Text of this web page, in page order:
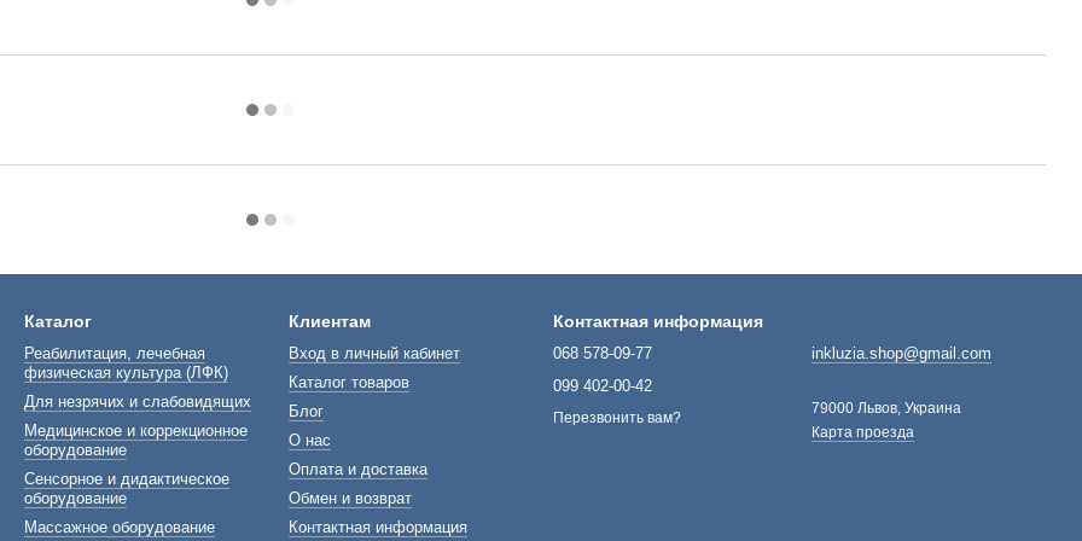
Каталог
Реабилитация, лечебная
физическая культура (ЛФК)
Для незрячих и слабовидящих
Медицинское и коррекционное
оборудование
Сенсорное и дидактическое
оборудование
Массажное оборудование
Клиентам
Вход в личный кабинет
Каталог товаров
Блог
О нас
Оплата и доставка
Обмен и возврат
Контактная информация
Контактная информация
068 578-09-77
099 402-00-42
Перезвонить вам?
inkluzia.shop@gmail.com
79000 Львов, Украина
Карта проезда